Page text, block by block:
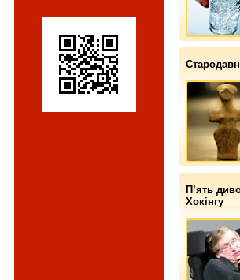
П’ять
Хокінгу